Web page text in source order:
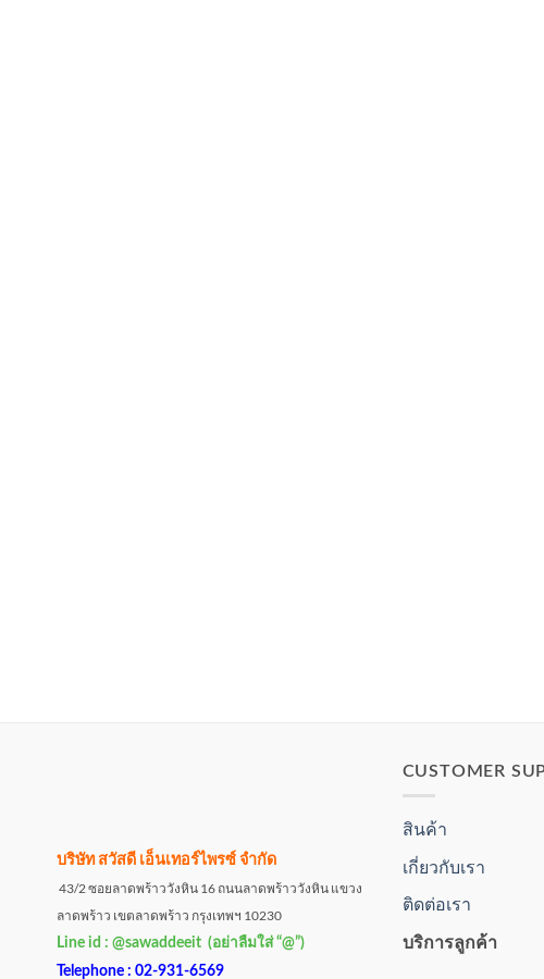
บริษัท สวัสดี เอ็นเทอร์ไพรซ์ จำกัด
43/2 ซอยลาดพร้าววังหิน 16 ถนนลาดพร้าววังหิน แขวง
ลาดพร้าว เขตลาดพร้าว กรุงเทพฯ 10230
Line id : @sawaddeeit (อย่าลืมใส่ “@”)
Telephone : 02-931-6569
CUSTOMER
สินค้า
เกี่ยวกับเรา
ติดต่อเรา
บริการลูกค้า